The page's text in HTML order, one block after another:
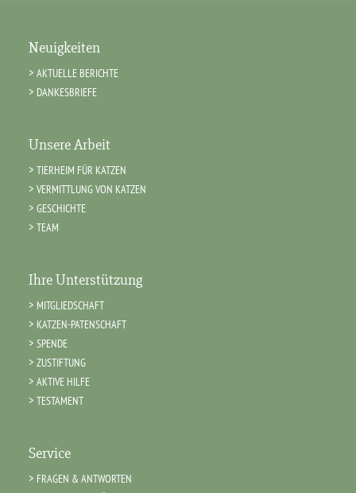
Neuigkeiten
AKTUELLE BERICHTE
DANKESBRIEFE
Unsere Arbeit
TIERHEIM FÜR KATZEN
VERMITTLUNG VON KATZEN
GESCHICHTE
TEAM
Ihre Unterstützung
MITGLIEDSCHAFT
KATZEN-PATENSCHAFT
SPENDE
ZUSTIFTUNG
AKTIVE HILFE
TESTAMENT
Service
FRAGEN & ANTWORTEN